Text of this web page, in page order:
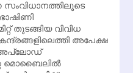
സംവിധാനത്തിലൂടെ
തുടങ്ങിയ വിവിധ
അപേക്ഷ
അപ്ലോഡ്
മൊബൈലില്‍